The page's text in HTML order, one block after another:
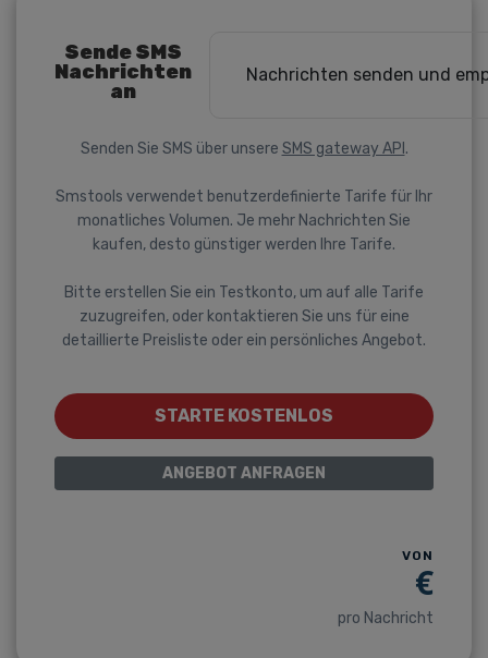
Sende SMS
Nachrichten
an
Nachrichten senden und
Senden Sie SMS über unsere SMS gateway API .
Smstools verwendet benutzerdefinierte Tarife für Ihr
monatliches Volumen. Je mehr Nachrichten Sie
kaufen, desto günstiger werden Ihre Tarife.
Bitte erstellen Sie ein Testkonto, um auf alle Tarife
zuzugreifen, oder kontaktieren Sie uns für eine
detaillierte Preisliste oder ein persönliches Angebot.
STARTE KOSTENLOS
ANGEBOT ANFRAGEN
VON
€
pro Nachricht